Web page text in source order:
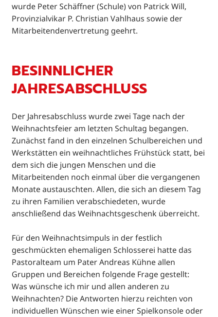
wurde Peter Schäffner (Schule) von Patrick Will,
Provinzialvikar P. Christian Vahlhaus sowie der
Mitarbeitendenvertretung geehrt.
BESINNLICHER
JAHRESABSCHLUSS
Der Jahresabschluss wurde zwei Tage nach der
Weihnachtsfeier am letzten Schultag begangen.
Zunächst fand in den einzelnen Schulbereichen und
Werkstätten ein weihnachtliches Frühstück statt, bei
dem sich die jungen Menschen und die
Mitarbeitenden noch einmal über die vergangenen
Monate austauschten. Allen, die sich an diesem Tag
zu ihren Familien verabschiedeten, wurde
anschließend das Weihnachtsgeschenk überreicht.
Für den Weihnachtsimpuls in der festlich
geschmückten ehemaligen Schlosserei hatte das
Pastoralteam um Pater Andreas Kühne allen
Gruppen und Bereichen folgende Frage gestellt:
Was wünsche ich mir und allen anderen zu
Weihnachten? Die Antworten hierzu reichten von
individuellen Wünschen wie einer Spielkonsole oder